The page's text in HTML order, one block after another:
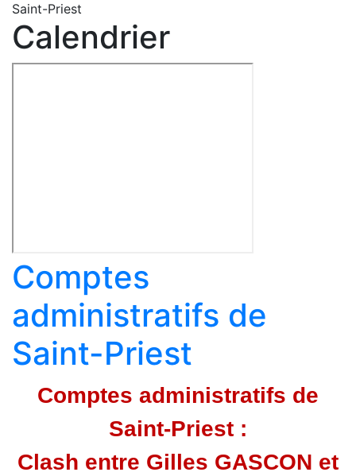
Saint-Priest
Calendrier
Comptes
administratifs de
Saint-Priest
Comptes administratifs de
Saint-Priest :
Clash entre Gilles GASCON et